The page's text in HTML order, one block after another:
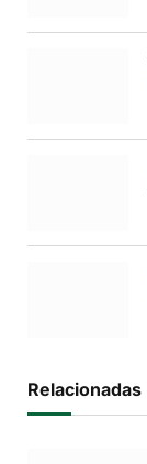
Relacionadas